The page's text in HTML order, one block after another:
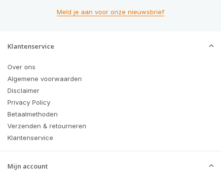
Meld je aan voor onze nieuwsbrief
Klantenservice
Over ons
Algemene voorwaarden
Disclaimer
Privacy Policy
Betaalmethoden
Verzenden & retourneren
Klantenservice
Mijn account